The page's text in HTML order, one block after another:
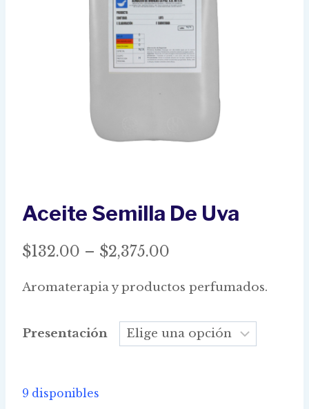
Aceite Semilla De Uva
$132.00 – $2,375.00
$132.00
through
$2,375.00
Aromaterapia y productos perfumados.
Presentación
9 disponibles